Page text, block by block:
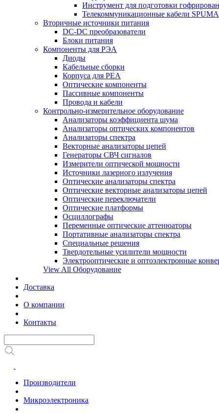
Инструмент для подготовки
Телекоммуникационные кабели SPUMA
Вторичные источники питания
DC-DC преобразователи
Блоки питания
Компоненты для РЭА
Диоды
Кабельные сборки
Корпуса для РЕА
Оптические компоненты
Пассивные компоненты
Провода и кабели
Контрольно-измерительное оборудование
Анализаторы коэффициента шума
Анализаторы оптических компонентов
Анализаторы спектра
Векторные анализаторы цепей
Генераторы СВЧ сигналов
Измерители оптической мощности
Источники лазерного излучения
Оптические анализаторы спектра
Оптические векторные анализаторы цепей
Оптические переключатели
Оптические платформы
Осциллографы
Переменные оптические аттенюаторы
Портативные анализаторы спектра
Специальные решения
Твердотельные усилители мощности
Электрооптические и оптоэлектронные
View All Оборудование
Доставка
О компании
Контакты
Производители
Микроэлектроника